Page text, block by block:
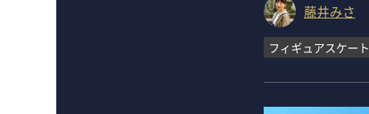
藤井みさ
フィギュアスケート